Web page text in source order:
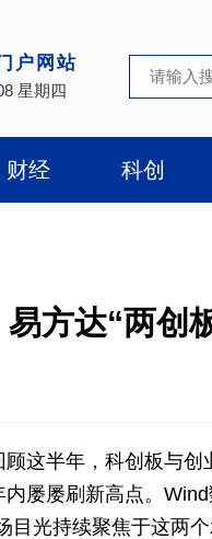
户网站
星期四
财经 科创
方达“两创
顾这半年，科创板与
屡屡刷新高点。
目光持续聚焦于这两